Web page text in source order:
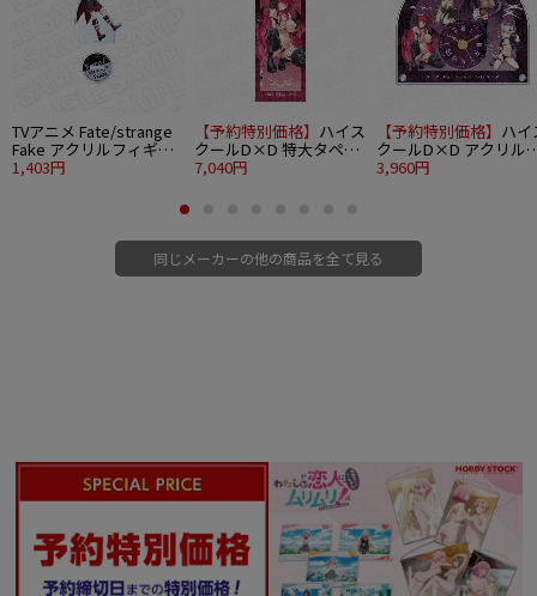
TVアニメ Fate/strange
Fake アクリルフィギュ
ア 真キャスター
1,403円
【予約特別価格】 ハイス
クールD×D 特大タペス
トリー リアス・グレモ
7,040円
【予約特別価格】 ハイ
クールD×D アクリル
ロック サキュバス＆シ
3,960円
同じメーカーの他の商品を全て見る